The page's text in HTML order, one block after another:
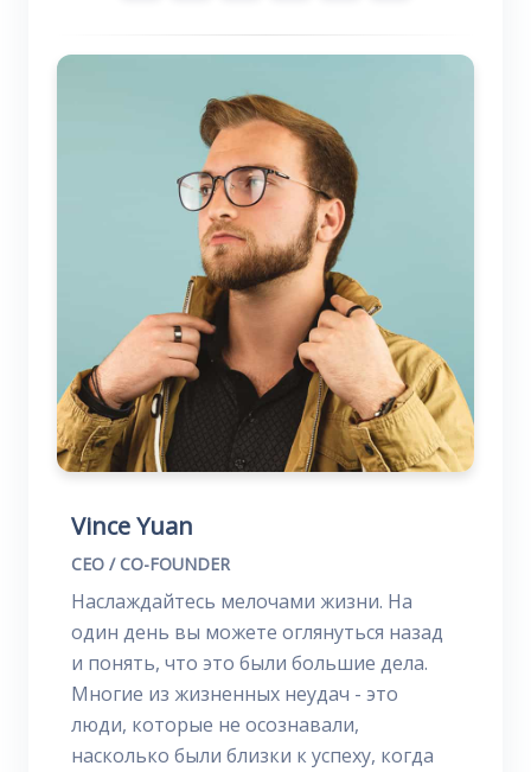
Vince Yuan
CEO / CO-FOUNDER
Наслаждайтесь мелочами жизни. На
один день вы можете оглянуться назад
и понять, что это были большие дела.
Многие из жизненных неудач - это
люди, которые не осознавали,
насколько были близки к успеху, когда